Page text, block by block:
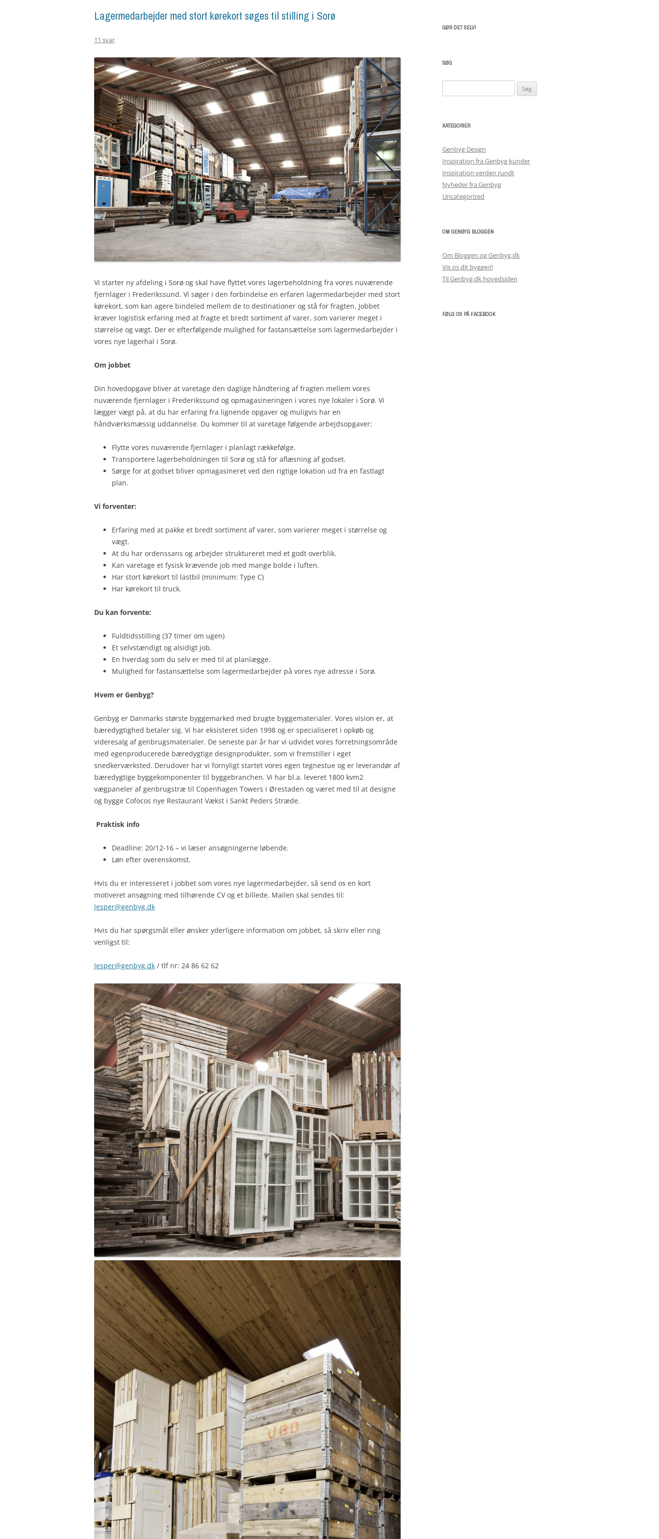
Lagermedarbejder med stort kørekort søges til stilling i Sorø
11 svar
Vi starter ny afdeling i Sorø og skal have flyttet vores lagerbeholdning fra vores nuværende
fjernlager i Frederikssund. Vi søger i den forbindelse en erfaren lagermedarbejder med stort
kørekort, som kan agere bindeled mellem de to destinationer og stå for fragten. Jobbet
kræver logistisk erfaring med at fragte et bredt sortiment af varer, som varierer meget i
størrelse og vægt. Der er efterfølgende mulighed for fastansættelse som lagermedarbejder i
vores nye lagerhal i Sorø.
Om jobbet
Din hovedopgave bliver at varetage den daglige håndtering af fragten mellem vores
nuværende fjernlager i Frederikssund og opmagasineringen i vores nye lokaler i Sorø. Vi
lægger vægt på, at du har erfaring fra lignende opgaver og muligvis har en
håndværksmæssig uddannelse. Du kommer til at varetage følgende arbejdsopgaver:
Flytte vores nuværende fjernlager i planlagt rækkefølge.
Transportere lagerbeholdningen til Sorø og stå for aflæsning af godset.
Sørge for at godset bliver opmagasineret ved den rigtige lokation ud fra en fastlagt
plan.
Vi forventer:
Erfaring med at pakke et bredt sortiment af varer, som varierer meget i størrelse og
vægt.
At du har ordenssans og arbejder struktureret med et godt overblik.
Kan varetage et fysisk krævende job med mange bolde i luften.
Har stort kørekort til lastbil (minimum: Type C)
Har kørekort til truck.
Du kan forvente:
Fuldtidsstilling (37 timer om ugen)
Et selvstændigt og alsidigt job.
En hverdag som du selv er med til at planlægge.
Mulighed for fastansættelse som lagermedarbejder på vores nye adresse i Sorø.
Hvem er Genbyg?
Genbyg er Danmarks største byggemarked med brugte byggematerialer. Vores vision er, at
bæredygtighed betaler sig. Vi har eksisteret siden 1998 og er specialiseret i opkøb og
videresalg af genbrugsmaterialer. De seneste par år har vi udvidet vores forretningsområde
med egenproducerede bæredygtige designprodukter, som vi fremstiller i eget
snedkerværksted. Derudover har vi fornyligt startet vores egen tegnestue og er leverandør af
bæredygtige byggekomponenter til byggebranchen. Vi har bl.a. leveret 1800 kvm2
vægpaneler af genbrugstræ til Copenhagen Towers i Ørestaden og været med til at designe
og bygge Cofocos nye Restaurant Vækst i Sankt Peders Stræde.
Praktisk info
Deadline: 20/12-16 – vi læser ansøgningerne løbende.
Løn efter overenskomst.
Hvis du er interesseret i jobbet som vores nye lagermedarbejder, så send os en kort
motiveret ansøgning med tilhørende CV og et billede. Mailen skal sendes til:
Jesper@genbyg.dk
Hvis du har spørgsmål eller ønsker yderligere information om jobbet, så skriv eller ring
venligst til:
Jesper@genbyg.dk / tlf nr: 24 86 62 62
GØR DET SELV!
SØG
efter:
KATEGORIER
Genbyg Design
Inspiration fra Genbyg kunder
Inspiration verden rundt
Nyheder fra Genbyg
Uncategorized
OM GENBYG BLOGGEN
Om Bloggen og Genbyg.dk
Vis os dit byggeri!
Til Genbyg.dk hovedsiden
FØLG OS PÅ FACEBOOK